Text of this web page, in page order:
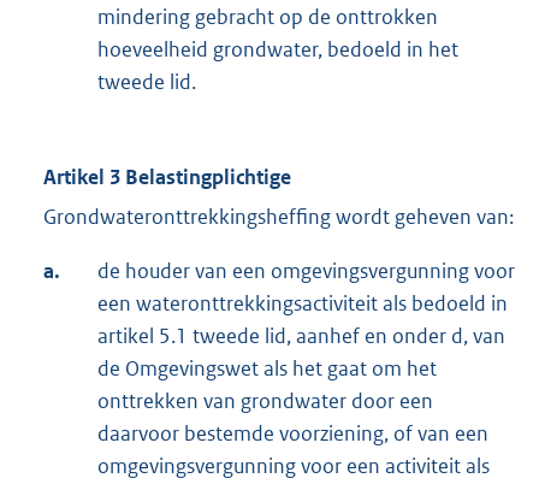
mindering gebracht op de onttrokken
hoeveelheid grondwater, bedoeld in het
tweede lid.
Artikel 3 Belastingplichtige
Grondwateronttrekkingsheffing wordt geheven van:
a.
de houder van een omgevingsvergunning voor
een wateronttrekkingsactiviteit als bedoeld in
artikel 5.1 tweede lid, aanhef en onder d, van
de Omgevingswet als het gaat om het
onttrekken van grondwater door een
daarvoor bestemde voorziening, of van een
omgevingsvergunning voor een activiteit als